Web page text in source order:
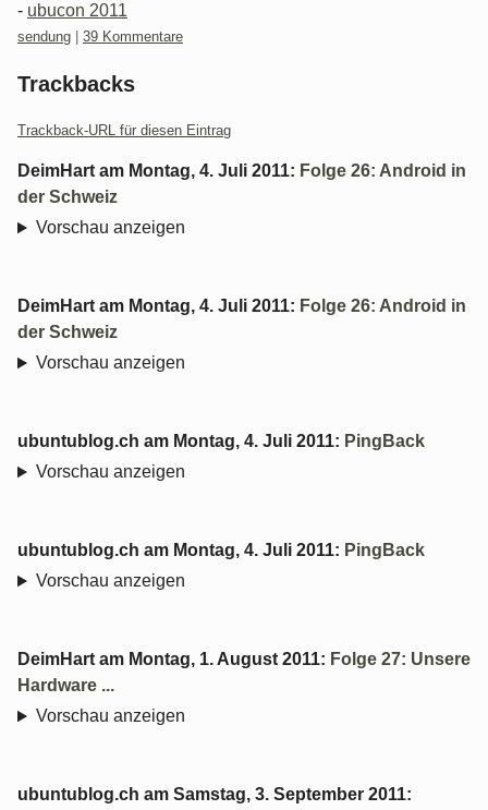
- ubucon 2011
Kategorien:
sendung 39 Kommentare
Trackbacks
Trackback-URL für diesen Eintrag
DeimHart am Montag, 4. Juli 2011: Folge 26: Android in
der Schweiz
Vorschau anzeigen
DeimHart am Montag, 4. Juli 2011: Folge 26: Android in
der Schweiz
Vorschau anzeigen
ubuntublog.ch am Montag, 4. Juli 2011: PingBack
Vorschau anzeigen
ubuntublog.ch am Montag, 4. Juli 2011: PingBack
Vorschau anzeigen
DeimHart am Montag, 1. August 2011: Folge 27: Unsere
Hardware ...
Vorschau anzeigen
ubuntublog.ch am Samstag, 3. September 2011: